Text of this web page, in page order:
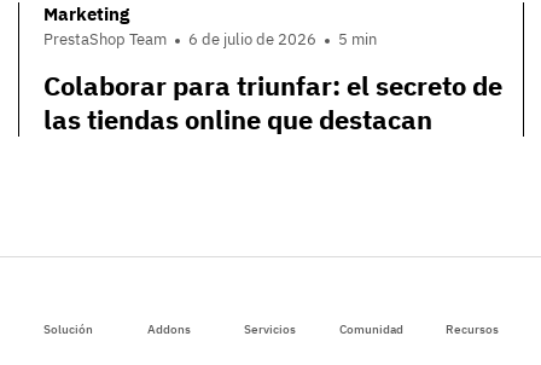
Solución Addons Servicios Comunidad Recursos
Marketing
PrestaShop Team 6 de julio de 2026 5 min
Colaborar para triunfar: el secreto de
las tiendas online que destacan
electrónico